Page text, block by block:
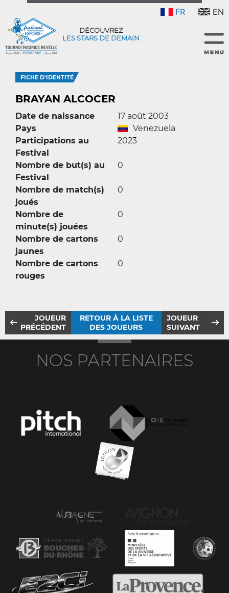
FR EN
DÉCOUVREZ
LES STARS DE DEMAIN
FICHE D'IDENTITÉ
BRAYAN ALCOCER
Date de naissance
17 août 2003
Pays
Venezuela
Participations au
Festival
2023
Nombre de but(s) au
Festival
0
Nombre de match(s)
joués
0
Nombre de
minute(s) jouées
0
Nombre de cartons
jaunes
0
Nombre de cartons
rouges
0
JOUEUR
PRÉCÉDENT
RETOUR À LA LISTE
DES JOUEURS
JOUEUR
SUIVANT
NOS PARTENAIRES